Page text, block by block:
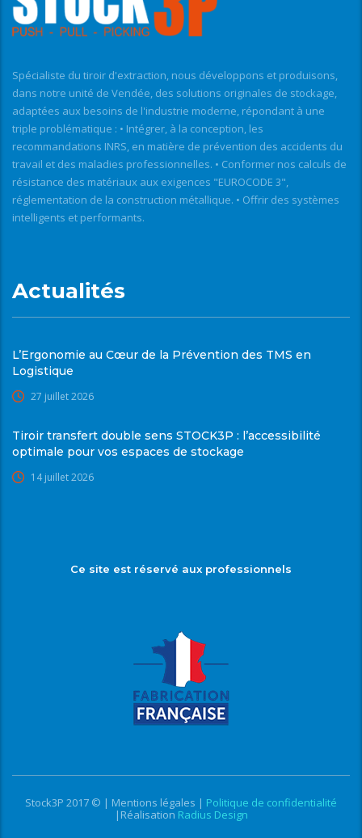
Spécialiste du tiroir d'extraction, nous développons et produisons,
dans notre unité de Vendée, des solutions originales de stockage,
adaptées aux besoins de l'industrie moderne, répondant à une
triple problématique : • Intégrer, à la conception, les
recommandations INRS, en matière de prévention des accidents du
travail et des maladies professionnelles. • Conformer nos calculs de
résistance des matériaux aux exigences "EUROCODE 3",
réglementation de la construction métallique. • Offrir des systèmes
intelligents et performants.
Actualités
L’Ergonomie au Cœur de la Prévention des TMS en
Logistique
27 juillet 2026
Tiroir transfert double sens STOCK3P : l’accessibilité
optimale pour vos espaces de stockage
14 juillet 2026
Ce site est réservé aux professionnels
Stock3P 2017 © | Mentions légales | Politique de confidentialité
|Réalisation Radius Design